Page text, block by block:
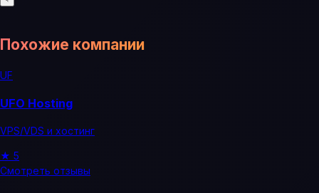
Похожие компании
UF
UFO Hosting
VPS/VDS и хостинг
★ 5
Смотреть отзывы